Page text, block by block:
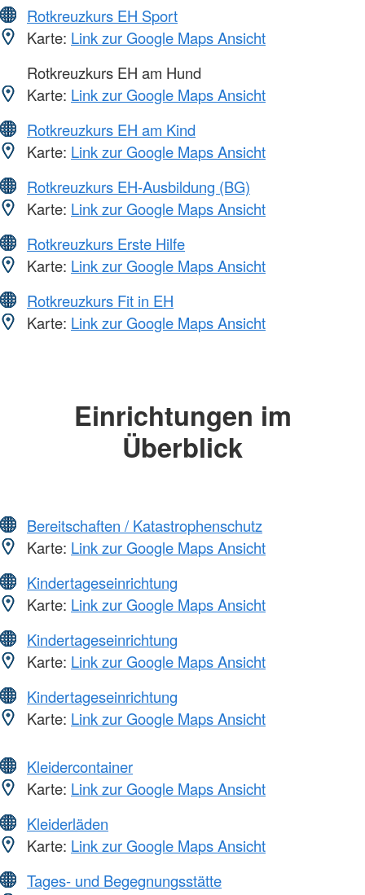
Rotkreuzkurs EH Sport
Karte: Link zur Google Maps Ansicht
Rotkreuzkurs EH am Hund
Karte: Link zur Google Maps Ansicht
Rotkreuzkurs EH am Kind
Karte: Link zur Google Maps Ansicht
Rotkreuzkurs EH-Ausbildung (BG)
Karte: Link zur Google Maps Ansicht
Rotkreuzkurs Erste Hilfe
Karte: Link zur Google Maps Ansicht
Rotkreuzkurs Fit in EH
Karte: Link zur Google Maps Ansicht
Einrichtungen im
Überblick
Bereitschaften / Katastrophenschutz
Karte: Link zur Google Maps Ansicht
Kindertageseinrichtung
Karte: Link zur Google Maps Ansicht
Kindertageseinrichtung
Karte: Link zur Google Maps Ansicht
Kindertageseinrichtung
Karte: Link zur Google Maps Ansicht
Kleidercontainer
Karte: Link zur Google Maps Ansicht
Kleiderläden
Karte: Link zur Google Maps Ansicht
Tages- und Begegnungsstätte